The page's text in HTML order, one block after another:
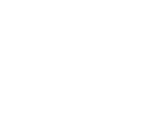
(1 ЗЕРКАЛЬНЫЙ) ВИХРЬ